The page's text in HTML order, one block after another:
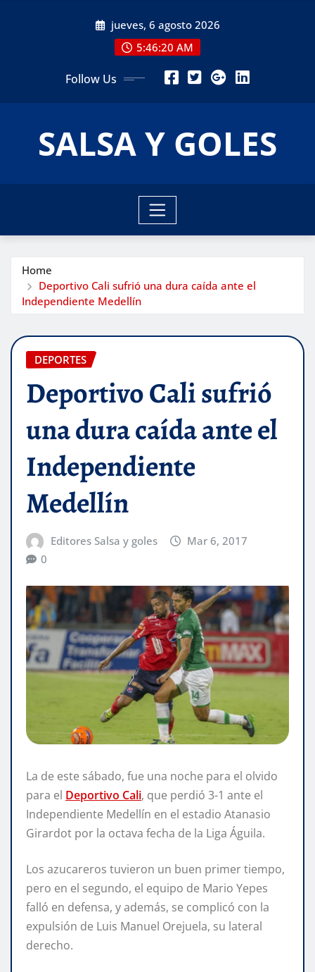
jueves, 6 agosto 2026
5:46:22 AM
Follow Us
SALSA Y GOLES
Home
Deportivo Cali sufrió una dura caída ante el
Independiente Medellín
DEPORTES
Deportivo Cali sufrió
una dura caída ante el
Independiente
Medellín
Editores Salsa y goles
Mar 6, 2017
0
La de este sábado, fue una noche para el olvido
para el Deportivo Cali, que perdió 3-1 ante el
Independiente Medellín en el estadio Atanasio
Girardot por la octava fecha de la Liga Águila.
Los azucareros tuvieron un buen primer tiempo,
pero en el segundo, el equipo de Mario Yepes
falló en defensa, y además, se complicó con la
expulsión de Luis Manuel Orejuela, su lateral
derecho.